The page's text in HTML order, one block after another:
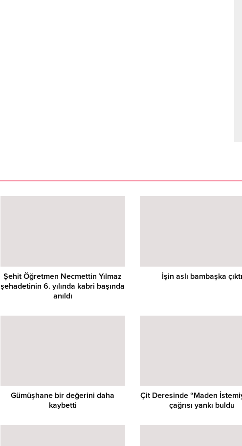
Şehit Öğretmen Necmettin Yılmaz
şehadetinin 6. yılında kabri başında
anıldı
İşin aslı bambaşka çıktı
Gümüşhane bir değerini daha
kaybetti
Çit Deresinde “Maden
çağrısı yankı buldu